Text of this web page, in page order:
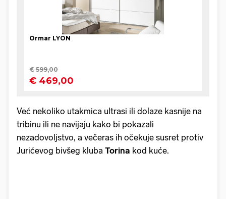
Već nekoliko utakmica ultrasi ili dolaze kasnije na
tribinu ili ne navijaju kako bi pokazali
nezadovoljstvo, a večeras ih očekuje susret protiv
Jurićevog bivšeg kluba Torina kod kuće.